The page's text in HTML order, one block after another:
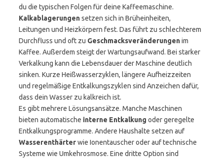
du die typischen Folgen für deine Kaffeemaschine.
Kalkablagerungensetzen sich in Brüheinheiten,
Leitungen und Heizkörpern fest. Das führt zu schlechterem
Durchfluss und oft zu Geschmacksveränderungenim
Kaffee. Außerdem steigt der Wartungsaufwand. Bei starker
Verkalkung kann die Lebensdauer der Maschine deutlich
sinken. Kurze Heißwasserzyklen, längere Aufheizzeiten
und regelmäßige Entkalkungszyklen sind Anzeichen dafür,
dass dein Wasser zu kalkreich ist.
Es gibt mehrere Lösungsansätze. Manche Maschinen
bieten automatische interne Entkalkung oder geregelte
Entkalkungsprogramme. Andere Haushalte setzen auf
Wasserenthärterwie Ionentauscher oder auf technische
Systeme wie Umkehrosmose. Eine dritte Option sind